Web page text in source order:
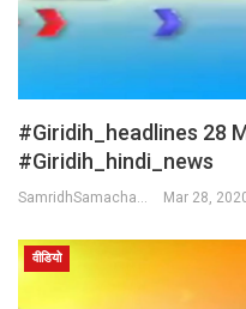
#Giridih_headlines 28
#giridih_hindi_news
SamridhSamachar Desk Mar 28,
वीडियो